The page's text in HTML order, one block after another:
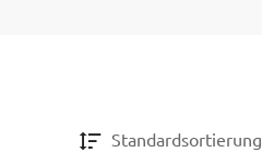
Standardsortierung